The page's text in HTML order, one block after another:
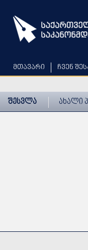
main
content
მთავარი ჩვენ
შესვლა ახალი